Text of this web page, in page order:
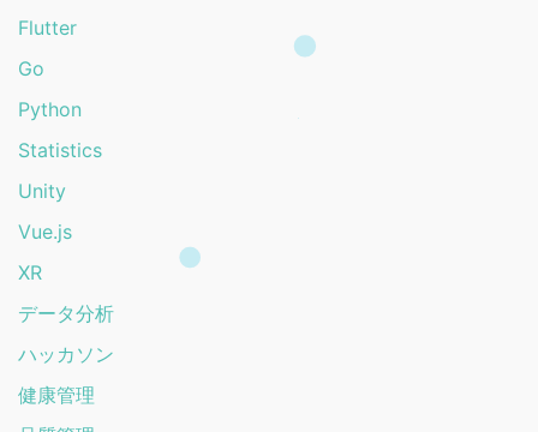
Flutter
Go
Python
Statistics
Unity
Vue.js
XR
データ分析
ハッカソン
健康管理